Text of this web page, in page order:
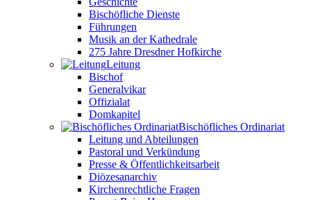
Bischöfliche Dienste
Führungen
Musik an der Kathedrale
275 Jahre Dresdner Hofkirche
Leitung
Bischof
Generalvikar
Offizialat
Domkapitel
Bischöfliches Ordinariat
Leitung und Abteilungen
Pastoral und Verkündung
Presse & Öffentlichkeitsarbeit
Diözesanarchiv
Kirchenrechtliche Fragen